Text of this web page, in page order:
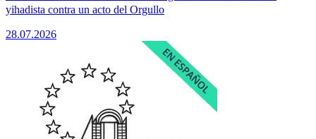
yihadista contra un acto del Orgullo
28.07.2026